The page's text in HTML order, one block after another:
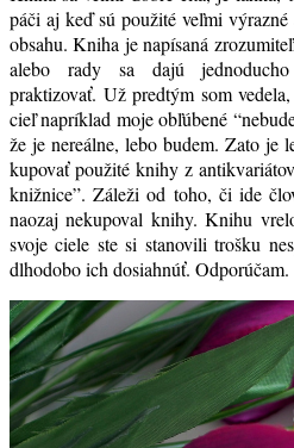
páči aj keď sú použité veľmi
obsahu. Kniha je napísaná
alebo rady sa dajú
praktizovať. Už predtým som
cieľ napríklad moje obľúbené
že je nereálne, lebo budem. Zato je
kupovať použité knihy z
knižnice”. Záleži od toho, či ide
naozaj nekupoval knihy. Knihu
svoje ciele ste si stanovili trošku
dlhodobo ich dosiahnúť. Odporúčam.